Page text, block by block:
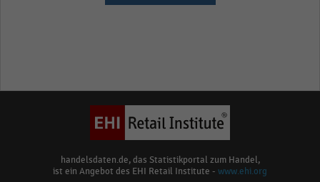
handelsdaten.de, das Statistikportal zum Handel,
ist ein Angebot des EHI Retail Institute - www.ehi.org